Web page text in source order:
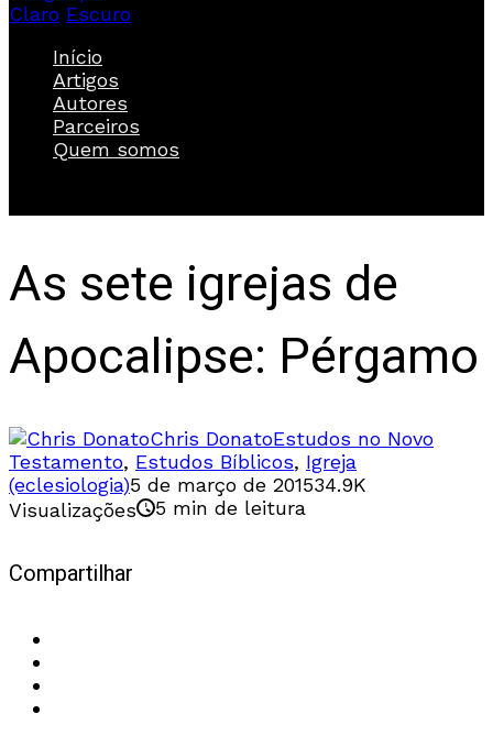
Claro Escuro
Início
Artigos
Autores
Parceiros
Quem somos
As sete igrejas de
Apocalipse: Pérgamo
Chris DonatoEstudos no Novo
Testamento, Estudos Bíblicos, Igreja
(eclesiologia)5 de março de 201534.9K
Visualizações
5 min de leitura
Compartilhar